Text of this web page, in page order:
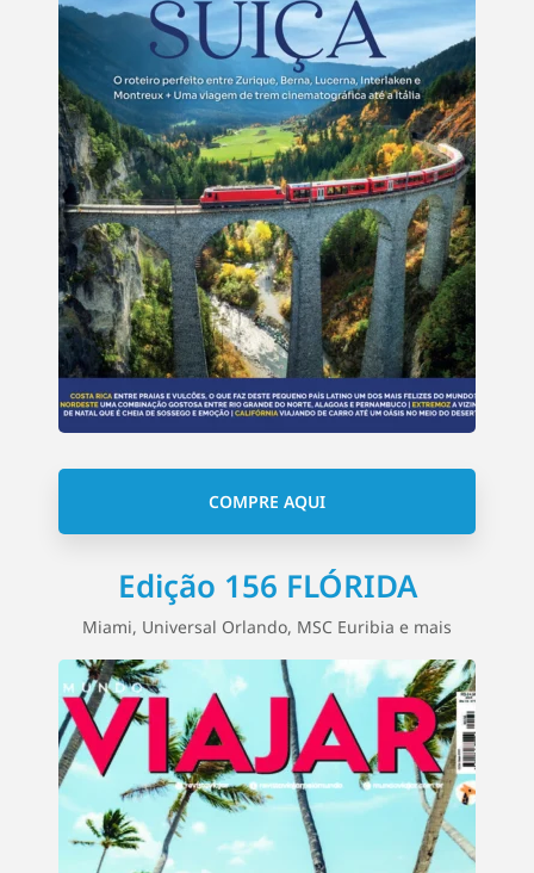
COMPRE AQUI
Edição 156 FLÓRIDA
Miami, Universal Orlando, MSC Euribia e mais